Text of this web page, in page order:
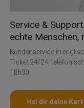
Service &
echte Menschen,
Kundenservice in
Ticket 24/24,
18h30
Hol dir deine